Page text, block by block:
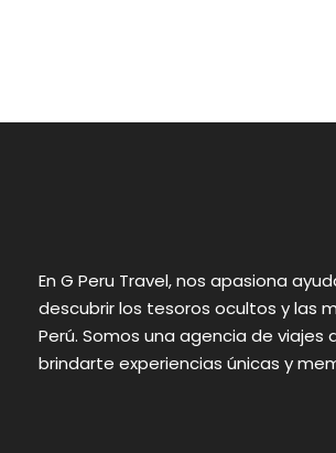
En G Peru Travel, nos apasiona
descubrir los tesoros ocultos y las
Perú. Somos una agencia de viajes
brindarte experiencias únicas y